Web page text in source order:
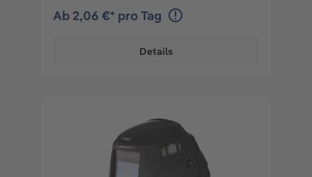
Ab 2,06 €* pro Tag
Details